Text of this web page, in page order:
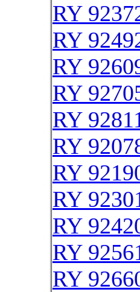
RY
RY
RY
RY
RY
RY
RY
RY
RY
RY
RY